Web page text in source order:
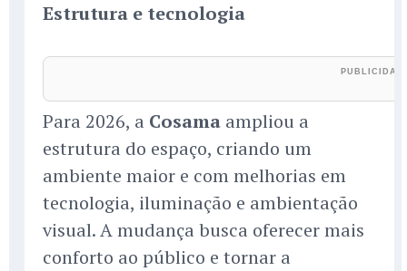
Estrutura e tecnologia
Para 2026, a Cosama ampliou a
estrutura do espaço, criando um
ambiente maior e com melhorias em
tecnologia, iluminação e ambientação
visual. A mudança busca oferecer mais
conforto ao público e tornar a